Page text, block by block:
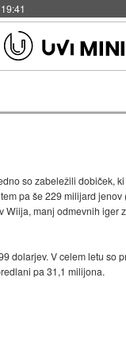
so zabeležili dobiček,
pa še 229 milijard
manj odmevnih iger
dolarjev. V celem letu so
pa 31,1 milijona.